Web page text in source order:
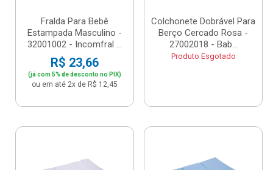
Fralda Para Bebê
Estampada Masculino -
32001002 - Incomfral ...
R$ 23,66
(já com 5% de desconto no PIX)
ou em até 2x de R$ 12,45
Colchonete Dobrável Para
Berço Cercado Rosa -
27002018 - Bab...
Produto Esgotado